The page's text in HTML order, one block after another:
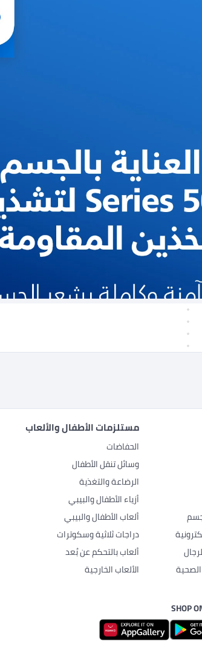
مستلزمات الأطفال والألعاب
الحفاضات
وسائل تنقل الأطفال
الرضاعة والتغذية
أزياء الأطفال والبيبي
ألعاب الأطفال والبيبي
دراجات ثلاثية وسكوترات
ألعاب بالتحكم عن بُعد
الألعاب الخارجية
SHOP